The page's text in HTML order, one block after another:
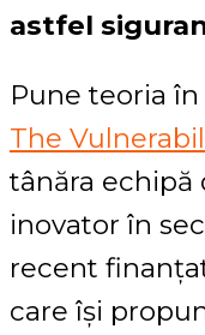
astfel
Pune teoria
The
tânăra echipă
inovator în
recent
care își